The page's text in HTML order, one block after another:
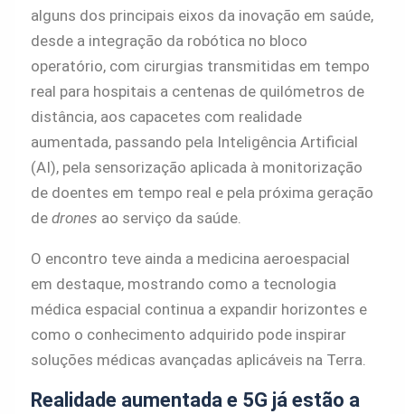
alguns dos principais eixos da inovação em saúde,
desde a integração da robótica no bloco
operatório, com cirurgias transmitidas em tempo
real para hospitais a centenas de quilómetros de
distância, aos capacetes com realidade
aumentada, passando pela Inteligência Artificial
(AI), pela sensorização aplicada à monitorização
de doentes em tempo real e pela próxima geração
dedrones ao serviço da saúde.
O encontro teve ainda a medicina aeroespacial
em destaque, mostrando como a tecnologia
médica espacial continua a expandir horizontes e
como o conhecimento adquirido pode inspirar
soluções médicas avançadas aplicáveis na Terra.
Realidade aumentada e 5G já estão a